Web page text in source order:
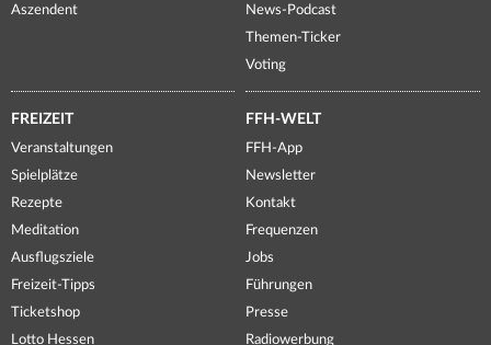
Aszendent
News-Podcast
Themen-Ticker
Voting
FREIZEIT
Veranstaltungen
Spielplätze
Rezepte
Meditation
Ausflugsziele
Freizeit-Tipps
Ticketshop
Lotto Hessen
FFH-WELT
FFH-App
Newsletter
Kontakt
Frequenzen
Jobs
Führungen
Presse
Radiowerbung